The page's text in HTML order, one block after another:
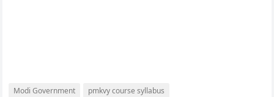
Modi Government
pmkvy course syllabus